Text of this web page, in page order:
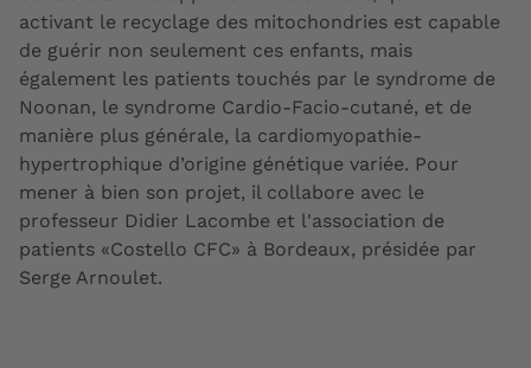
activant le recyclage des mitochondries est capable
de guérir non seulement ces enfants, mais
également les patients touchés par le syndrome de
Noonan, le syndrome Cardio-Facio-cutané, et de
manière plus générale, la cardiomyopathie-
hypertrophique d’origine génétique variée. Pour
mener à bien son projet, il collabore avec le
professeur Didier Lacombe et l'association de
patients «Costello CFC» à Bordeaux, présidée par
Serge Arnoulet.